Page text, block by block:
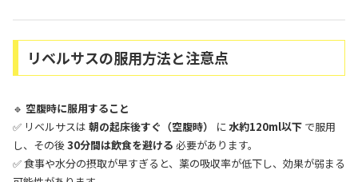
リベルサスの服用方法と注意点
🔹 空腹時に服用すること
✅ リベルサスは 朝の起床後すぐ（空腹時） に水約120ml以下 で服用
し、その後30分間は飲食を避ける 必要があります。
✅ 食事や水分の摂取が早すぎると、薬の吸収率が低下し、効果が弱まる